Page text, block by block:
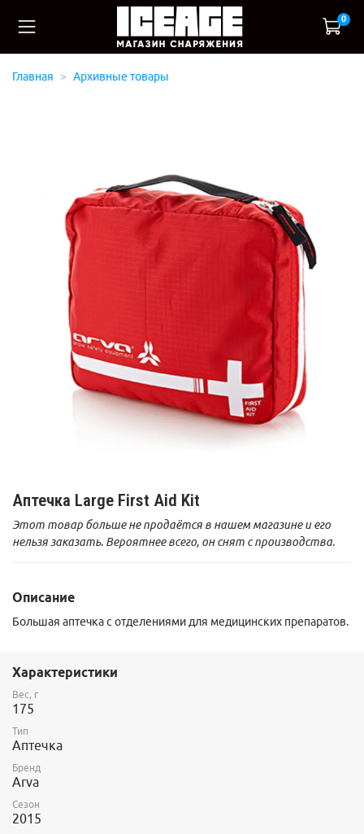
0
Главная Архивные товары
Аптечка Large First Aid Kit
Этот товар больше не продаётся в нашем магазине и его
нельзя заказать. Вероятнее всего, он снят с производства.
Описание
Большая аптечка с отделениями для медицинских препаратов.
Характеристики
Вес, г
175
Тип
Аптечка
Бренд
Arva
Сезон
2015